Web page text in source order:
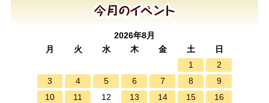
2026年8月
月
火 水 木 金 土
日
1
2
3
4 5 6 7 8
9
10
11 12 13 14 15
16